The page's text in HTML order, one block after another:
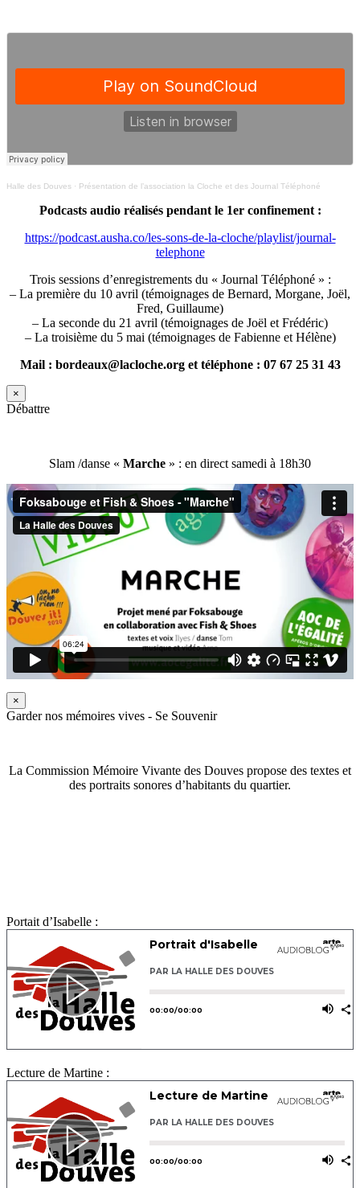
Halle des Douves · Présentation de l’association la Cloche et des Journal Téléphoné
Podcasts audio réalisés pendant le 1er confinement :
https://podcast.ausha.co/les-sons-de-la-cloche/playlist/journal-
telephone
Trois sessions d’enregistrements du « Journal Téléphoné » :
– La première du 10 avril (témoignages de Bernard, Morgane, Joël,
Fred, Guillaume)
– La seconde du 21 avril (témoignages de Joël et Frédéric)
– La troisième du 5 mai (témoignages de Fabienne et Hélène)
Mail : bordeaux@lacloche.org et téléphone : 07 67 25 31 43
×
Débattre
Slam /danse « Marche » : en direct samedi à 18h30
×
Garder nos mémoires vives - Se Souvenir
La Commission Mémoire Vivante des Douves propose des textes et
des portraits sonores d’habitants du quartier.
Portait d’Isabelle :
Lecture de Martine :